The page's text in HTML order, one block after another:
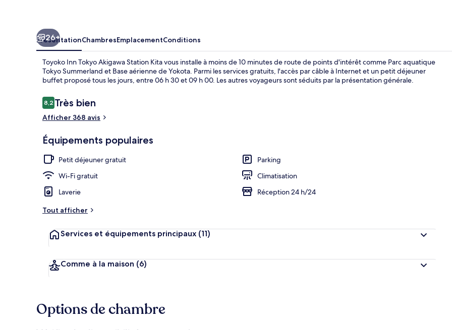
26+
PrésentationChambresEmplacementConditions
Toyoko Inn Tokyo Akigawa Station Kita vous installe à moins de 10 minutes de route de points d'intérêt comme Parc aquatique
Tokyo Summerland et Base aérienne de Yokota. Parmi les services gratuits, l'accès par câble à Internet et un petit déjeuner
buffet proposé tous les jours, entre 06 h 30 et 09 h 00. Les autres voyageurs sont séduits par la présentation générale.
Avis
voyageurs
8,28,2 sur 10
Très bien
Afficher 368 avis
Équipements populaires
Petit déjeuner gratuit
Parking
Wi-Fi gratuit
Climatisation
Laverie
Réception 24 h/24
Tout afficher
Services et équipements principaux (11)
Comme à la maison (6)
Options de chambre